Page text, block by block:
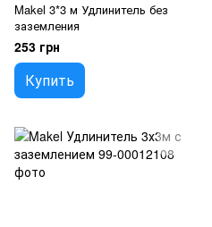
Makel 3*3 м Удлинитель без
заземления
253 грн
Купить